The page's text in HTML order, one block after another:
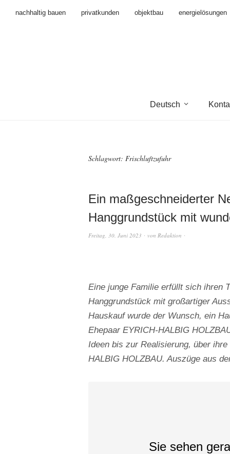
nachhaltig bauen privatkunden objektbau energielösungen
Deutsch
Schlagwort: Frischluftzufuhr
Ein maßgeschneiderter
Hanggrundstück mit
Freitag, 30. Juni 2023 von Redaktion
Eine junge Familie erfüllt sich ihren
Hanggrundstück mit großartiger
Hauskauf wurde der Wunsch, ein
Ehepaar EYRICH-HALBIG
Ideen bis zur Realisierung, über
HALBIG HOLZBAU. Auszüge aus
Sie sehen